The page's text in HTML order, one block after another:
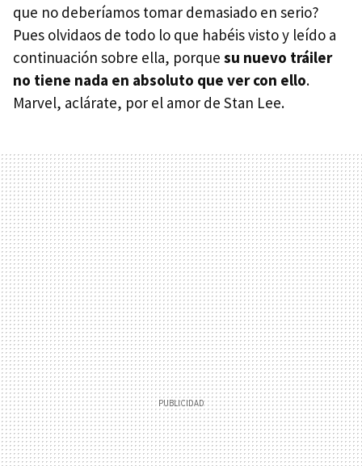
que no deberíamos tomar demasiado en serio?
Pues olvidaos de todo lo que habéis visto y leído a
continuación sobre ella, porque su nuevo tráiler
no tiene nada en absoluto que ver con ello.
Marvel, aclárate, por el amor de Stan Lee.